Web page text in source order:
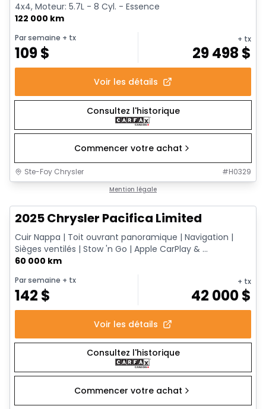
4x4, Moteur: 5.7L - 8 Cyl. - Essence
122 000 km
Par semaine + tx
109$
+ tx
29 498 $
Voir les détails
Consultez l'historique
Commencer votre achat
Ste-Foy Chrysler #H0329
Mention légale
2025 Chrysler Pacifica Limited
Cuir Nappa | Toit ouvrant panoramique | Navigation |
Sièges ventilés | Stow 'n Go | Apple CarPlay & ...
60 000 km
Par semaine + tx
142 $
+ tx
42 000$
Voir les détails
Consultez l'historique
Commencer votre achat